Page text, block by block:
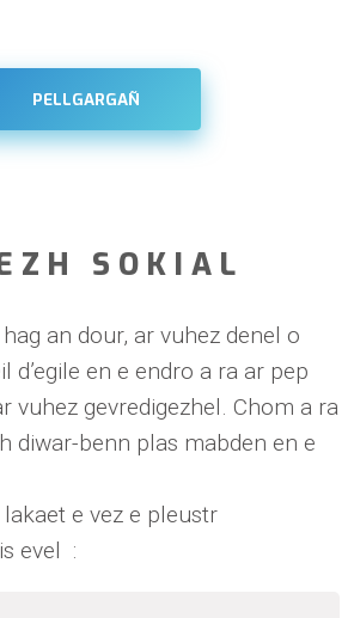
PELLGARGAÑ
SOKIAL
an dour, ar vuhez denel o
d’egile en e endro a ra ar pep
vuhez gevredigezhel. Chom a ra
diwar-benn plas mabden en e
e vez e pleustr
evel :